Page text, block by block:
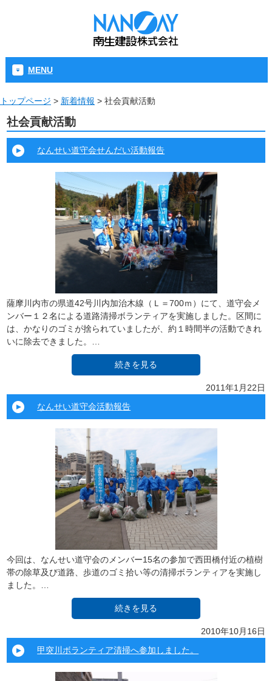
MENU
トップページ > 新着情報 > 社会貢献活動
社会貢献活動
なんせい道守会せんだい活動報告
薩摩川内市の県道42号川内加治木線（Ｌ＝700ｍ）にて、道守会メ
ンバー１２名による道路清掃ボランティアを実施しました。区間に
は、かなりのゴミが捨られていましたが、約１時間半の活動できれ
いに除去できました。…
続きを見る
2011年1月22日
なんせい道守会活動報告
今回は、なんせい道守会のメンバー15名の参加で西田橋付近の植樹
帯の除草及び道路、歩道のゴミ拾い等の清掃ボランティアを実施し
ました。…
続きを見る
2010年10月16日
甲突川ボランティア清掃へ参加しました。